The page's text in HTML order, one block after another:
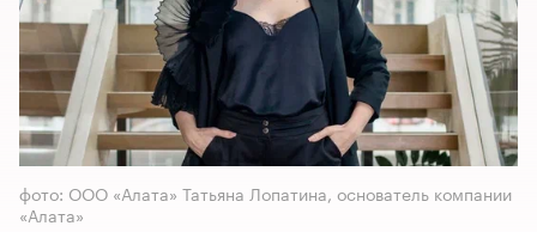
фото: ООО «Алата» Татьяна Лопатина, основатель компании
«Алата»